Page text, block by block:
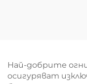
Най-добрите
осигуряват